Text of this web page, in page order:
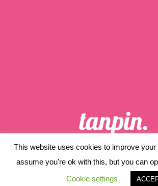
ホーム
当サ
プライバシーポリシー
サ
© 2019 tanpin..
This website uses cookies to improve your
assume you're ok with this, but you can
Cookie settings